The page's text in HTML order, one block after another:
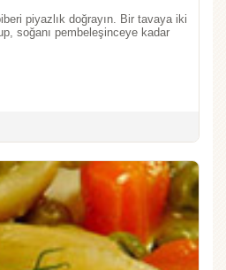
piyazlık doğrayın. Bir tavaya iki
soğanı pembeleşinceye kadar